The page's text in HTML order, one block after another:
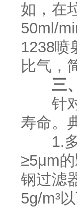
如，在
50ml/
1238喷
比气，
三
针对
寿命。
1.多
≥5μm
钢过滤
5g/m³